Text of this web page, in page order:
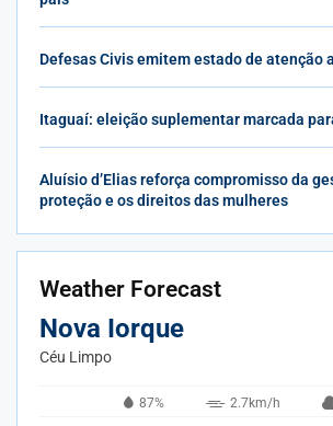
Defesas Civis emitem estado de atenção
Itaguaí: eleição suplementar marcada
Aluísio d’Elias reforça compromisso da
proteção e os direitos das mulheres
Weather Forecast
Nova Iorque
Céu Limpo
87% 2.7km/h